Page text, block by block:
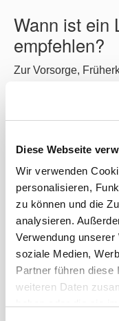
Diese Webseite
Wir verwenden
personalisieren,
zu können und die
analysieren.
Verwendung
soziale Medien,
Partner führen diese
weiteren Daten
Wann ist ein
empfehlen?
Zur Vorsorge,
Atemnot bei
allergischen
wiederholtem
Schmerzen im
vermehrtem
zunehmend
Rauchern oder
chronischer
wiederholten